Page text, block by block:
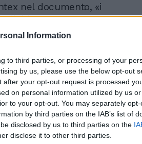
Information
to third parties, or processing of your
by us, please use the below opt-out
your opt-out request is processed
on personal information utilized by us
to your opt-out. You may separately
by third parties on the IAB’s list of
disclosed by us to third parties on the
disclose it to other third parties.
nel documento, «i
dichiarano
prima della
spiegando
per come si
di esseri
sono diventati
principale verso
una volta